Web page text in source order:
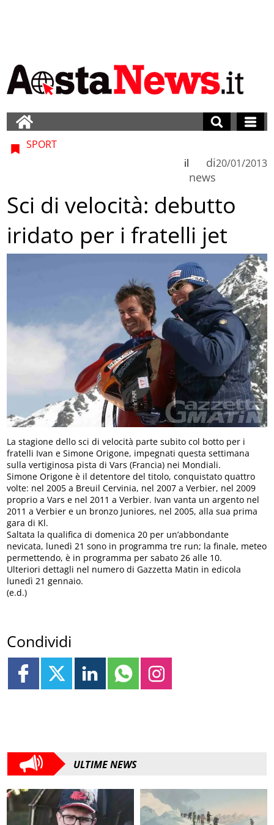
SPORT
di
news
il 20/01/2013
Sci di velocità: debutto
iridato per i fratelli jet
La stagione dello sci di velocità parte subito col botto per i
fratelli Ivan e Simone Origone, impegnati questa settimana
sulla vertiginosa pista di Vars (Francia) nei Mondiali.
Simone Origone è il detentore del titolo, conquistato quattro
volte: nel 2005 a Breuil Cervinia, nel 2007 a Verbier, nel 2009
proprio a Vars e nel 2011 a Verbier. Ivan vanta un argento nel
2011 a Verbier e un bronzo Juniores, nel 2005, alla sua prima
gara di Kl.
Saltata la qualifica di domenica 20 per un’abbondante
nevicata, lunedì 21 sono in programma tre run; la finale, meteo
permettendo, è in programma per sabato 26 alle 10.
Ulteriori dettagli nel numero di Gazzetta Matin in edicola
lunedì 21 gennaio.
(e.d.)
Condividi
ULTIME NEWS